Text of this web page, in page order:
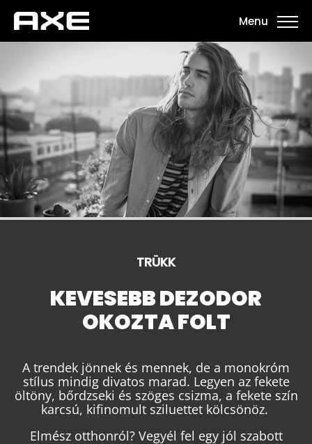
Menu
TRÜKK
KEVESEBB DEZODOR
OKOZTA FOLT
A trendek jönnek és mennek, de a monokróm
stílus mindig divatos marad. Legyen az fekete
öltöny, bőrdzseki és szöges csizma, a fekete szín
karcsú, kifinomult sziluettet kölcsönöz.
Elmész otthonról? Vegyél fel egy jól szabott